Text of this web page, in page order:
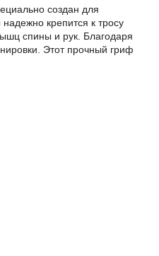
создан для
крепится к тросу
спины и рук. Благодаря
Этот прочный гриф